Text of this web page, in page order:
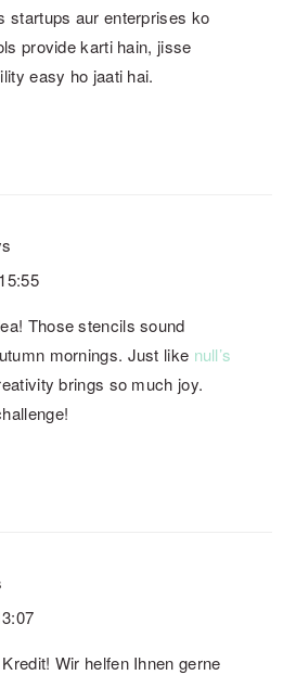
startups aur enterprises ko
provide karti hain, jisse
easy ho jaati hai.
Those stencils sound
mornings. Just like null’s
brings so much joy.
Wir helfen Ihnen gerne